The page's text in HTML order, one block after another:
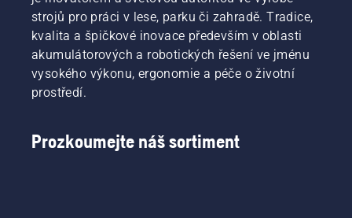
na
akumulátorovém
vyžínači.
strojů pro práci v lese, parku či zahradě. Tradice,
kvalita a špičkové inovace především v oblasti
akumulátorových a robotických řešení ve jménu
vysokého výkonu, ergonomie a péče o životní
prostředí.
Prozkoumejte náš sortiment